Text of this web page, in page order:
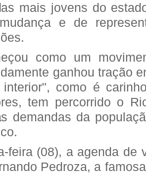
mais jovens do
e de
como um
ganhou tração
como é
tem percorrido o
demandas da
feira (08), a agenda de
Pedroza, a